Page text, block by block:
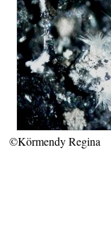
©Körmendy Regina